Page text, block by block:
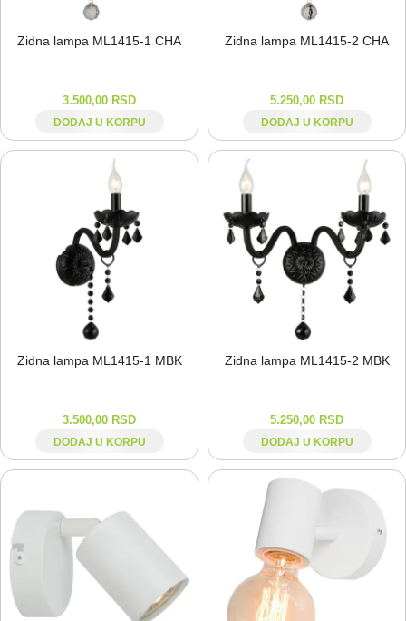
Zidna lampa ML1415-⁠1 CHA
3.500,00 RSD
DODAJ U KORPU
Zidna lampa ML1415-⁠2 CHA
5.250,00 RSD
DODAJ U KORPU
Zidna lampa ML1415-⁠1 MBK
3.500,00 RSD
DODAJ U KORPU
Zidna lampa ML1415-⁠2 MBK
5.250,00 RSD
DODAJ U KORPU